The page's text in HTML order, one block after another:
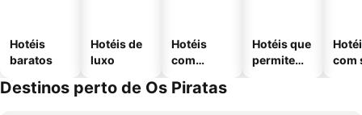
Hotéis
baratos
Hotéis de
luxo
Hotéis
com
Hotéis que
permitem
com
Destinos perto de Os Piratas